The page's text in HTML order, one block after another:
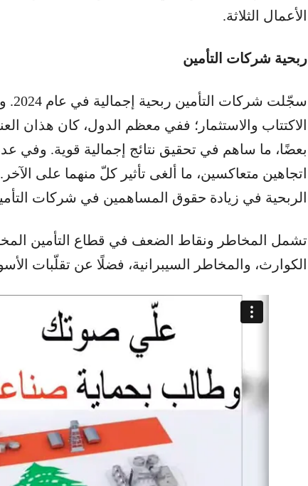
الأعمال الثلاثة.
ربحية شركات التأمين
الاكتتاب والاستثمار؛ ففي معظم الدول، كان هذان
بعضًا، ما ساهم في تحقيق نتائج إجمالية قوية. وفي
اتجاهين متعاكسين، ما ألغى تأثير كلّ منهما على
الربحية في زيادة حقوق المساهمين في شركات التأمين
تشمل المخاطر ونقاط الضعف في قطاع التأمين
الكوارث، والمخاطر السيبرانية، فضلًا عن تقلّبات